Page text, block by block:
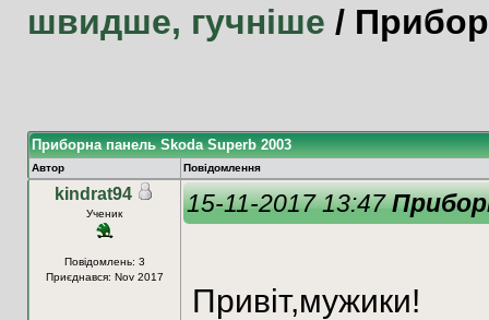
швидше, гучніше /
Приборна панель Skoda Superb 2003
Автор Повідомлення
kindrat94
Ученик
Повідомлень: 3
Приєднався: Nov 2017
15-11-2017 13:47
Привіт,мужики!